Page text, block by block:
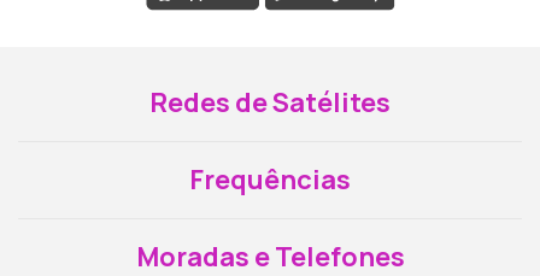
Redes de Satélites
Frequências
Moradas e Telefones